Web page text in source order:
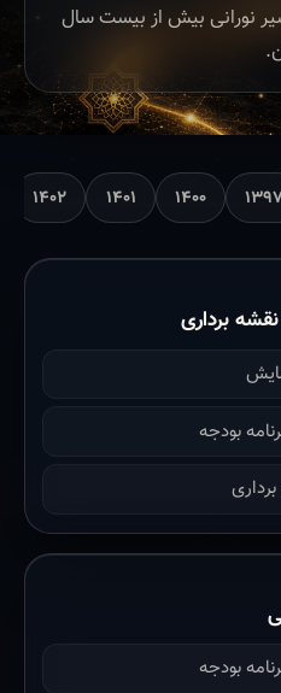
نورانی بیش از بیست سال
۱۴۰۰ ۱۴۰۱ ۱۴۰۲
برداری